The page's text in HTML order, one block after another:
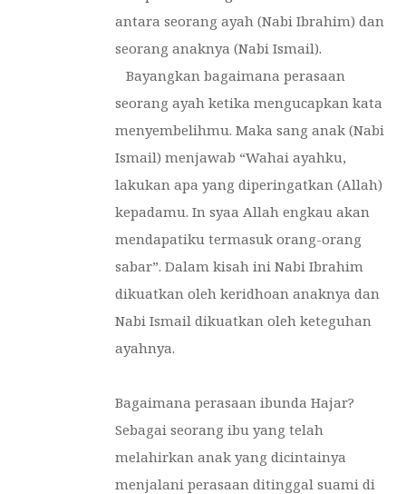
antara seorang ayah (Nabi Ibrahim) dan
seorang anaknya (Nabi Ismail).
Bayangkan bagaimana perasaan
seorang ayah ketika mengucapkan kata
menyembelihmu. Maka sang anak (Nabi
Ismail) menjawab “Wahai ayahku,
lakukan apa yang diperingatkan (Allah)
kepadamu. In syaa Allah engkau akan
mendapatiku termasuk orang-orang
sabar”. Dalam kisah ini Nabi Ibrahim
dikuatkan oleh keridhoan anaknya dan
Nabi Ismail dikuatkan oleh keteguhan
ayahnya.
Bagaimana perasaan ibunda Hajar?
Sebagai seorang ibu yang telah
melahirkan anak yang dicintainya
menjalani perasaan ditinggal suami di